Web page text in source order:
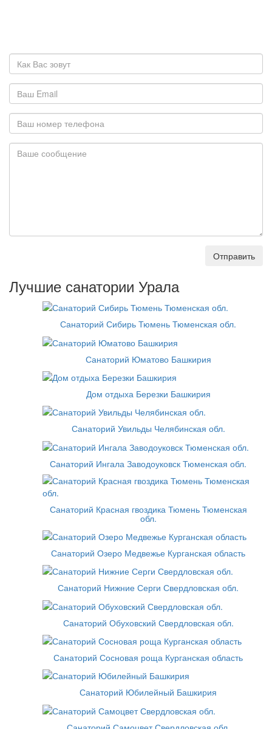
Отправить
Лучшие санатории Урала
Санаторий Сибирь Тюмень Тюменская обл.
Санаторий Юматово Башкирия
Дом отдыха Березки Башкирия
Санаторий Увильды Челябинская обл.
Санаторий Ингала Заводоуковск Тюменская обл.
Санаторий Красная гвоздика Тюмень Тюменская
обл.
Санаторий Озеро Медвежье Курганская область
Санаторий Нижние Серги Свердловская обл.
Санаторий Обуховский Свердловская обл.
Санаторий Сосновая роща Курганская область
Санаторий Юбилейный Башкирия